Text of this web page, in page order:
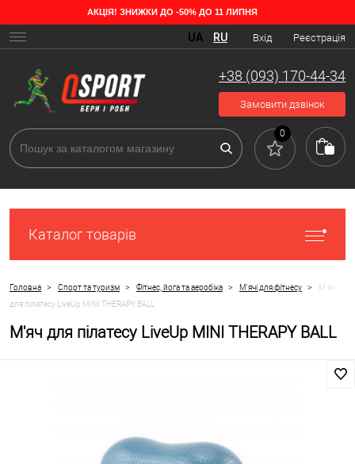
АКЦІЯ! ЗНИЖКИ ДО -50% ДО 11 ЛИПНЯ
Вхід Реєстрація
UA RU
+38 (093) 170-44-34
Замовити дзвінок
0
Каталог товарів
Головна > Спорт та туризм > Фітнес, йога та аеробіка > М'ячі для фітнесу >
М'яч
для пілатесу LiveUp MINI THERAPY BALL
М'яч для пілатесу LiveUp MINI THERAPY BALL